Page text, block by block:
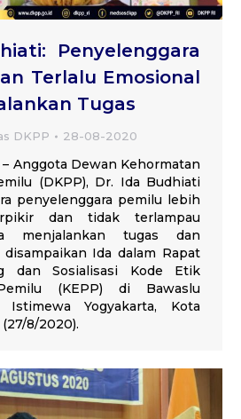
Penyelenggara
Terlalu Emosional
Tugas
DKPP 28-08-2020
– Anggota Dewan Kehormatan
(DKPP), Dr. Ida Budhiati
penyelenggara pemilu lebih
dan tidak terlampau
menjalankan tugas dan
Ida dalam Rapat
dan Sosialisasi Kode Etik
(KEPP) di Bawaslu
Istimewa Yogyakarta, Kota
8/2020).